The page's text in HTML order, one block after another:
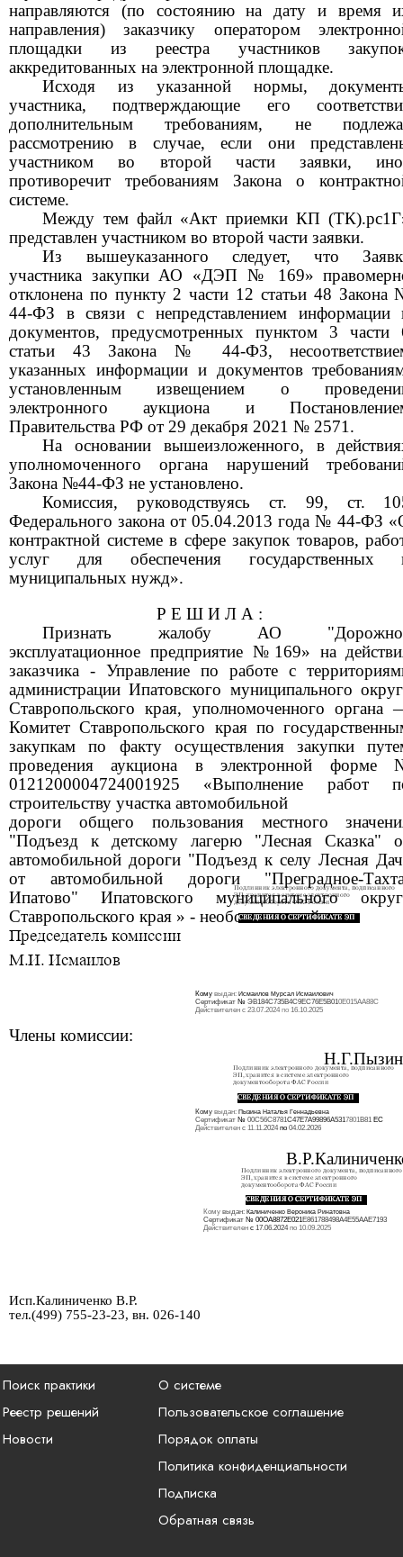
направляются (по состоянию на дату и время
направления) заказчику оператором
площадки из реестра участников
аккредитованных на электронной площадке.
Исходя из указанной нормы,
участника, подтверждающие его
дополнительным требованиям, не
рассмотрению в случае, если они
участником во второй части заявки,
противоречит требованиям Закона о
системе.
Между тем файл «Акт приемки КП
представлен участником во второй части заявки.
Из вышеуказанного следует, что
участника закупки АО «ДЭП № 169»
отклонена по пункту 2 части 12 статьи 48 Закона
44-ФЗ в связи с непредставлением информации
документов, предусмотренных пунктом 3 части
статьи 43 Закона № 44-ФЗ,
указанных информации и документов
установленным извещением о
электронного аукциона и
Правительства РФ от 29 декабря 2021 № 2571.
На основании вышеизложенного, в
уполномоченного органа нарушений
Закона №44-ФЗ не установлено.
Комиссия, руководствуясь ст. 99, ст.
Федерального закона от 05.04.2013 года № 44-ФЗ
контрактной системе в сфере закупок товаров,
услуг для обеспечения государственных
муниципальных нужд».
Р Е Ш И Л А :
Признать жалобу АО
эксплуатационное предприятие №169» на
заказчика - Управление по работе с
администрации Ипатовского муниципального
Ставропольского края, уполномоченного органа
Комитет Ставропольского края по
закупкам по факту осуществления закупки
проведения аукциона в электронной форме
0121200004724001925 «Выполнение работ
строительству участка автомобильной
дороги общего пользования местного
"Подъезд к детскому лагерю "Лесная Сказка"
автомобильной дороги "Подъезд к селу Лесная
от автомобильной дороги "Преградное-
Ипатово" Ипатовского муниципального
Ставропольского края » - необоснованной .
Кому выдан: Исмаилов Мурсал Исмаилович
Сертификат № ЭВ184С735В4С9ЕС76Е5В01 0Е015АА88С
Действителен с 23.07.2024 по 16.10.2025
Члены комиссии:
Кому выдан: Пызина Наталья Геннадьевна
Сертификат № 00С56С8781С47Е7А99896А5317801В81 ЕС
Действителен с 11.11.2024 по 04.02.2026
Кому выдан: Калиниченко Вероника Ринатовна
Сертификат № 00ОА8872Е021Е861788498А4Е55ААЕ7193
Действителен с 17.06.2024по 10.09.2025
Исп.Калиниченко В.Р.
тел.(499) 755-23-23, вн. 026-140
Поиск практики
Реестр решений
Новости
О системе
Пользовательское соглашение
Порядок оплаты
Политика конфиденциальности
Подписка
Обратная связь